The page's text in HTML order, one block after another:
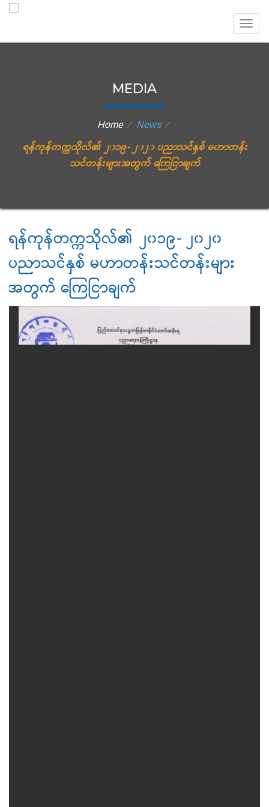
MEDIA
Home ⁄ News ⁄
ရန်ကုန်တက္ကသိုလ်၏ ၂၀၁၉- ၂၀၂၀ ပညာသင်နှစ် မဟာတန်း
သင်တန်းများအတွက် ကြေငြာချက်
ရန်ကုန်တက္ကသိုလ်၏ ၂၀၁၉- ၂၀၂၀
ပညာသင်နှစ် မဟာတန်းသင်တန်းများ
အတွက် ကြေငြာချက်